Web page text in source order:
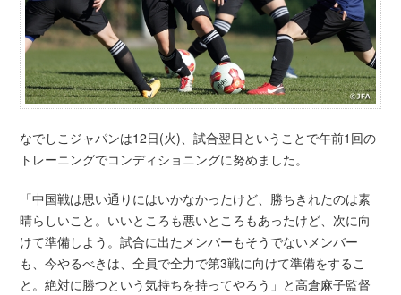
なでしこジャパンは12日(火)、試合翌日ということで午前1回の
トレーニングでコンディショニングに努めました。
「中国戦は思い通りにはいかなかったけど、勝ちきれたのは素
晴らしいこと。いいところも悪いところもあったけど、次に向
けて準備しよう。試合に出たメンバーもそうでないメンバー
も、今やるべきは、全員で全力で第3戦に向けて準備をするこ
と。絶対に勝つという気持ちを持ってやろう」と高倉麻子監督